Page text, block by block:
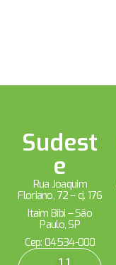
Sudest
e
Rua Joaquim
Floriano, 72 – cj. 176
Itaim Bibi – São
Paulo, SP
Cep: 04534-000
11